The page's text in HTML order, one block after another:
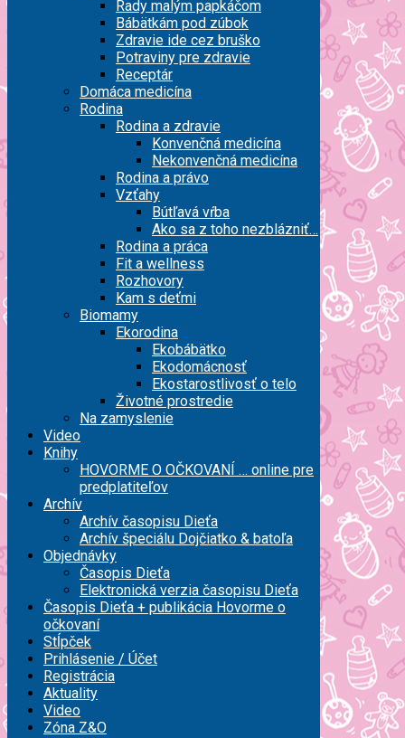
Rady malým papkáčom
Bábätkám pod zúbok
Zdravie ide cez bruško
Potraviny pre zdravie
Receptár
Domáca medicína
Rodina
Rodina a zdravie
Konvenčná medicína
Nekonvenčná medicína
Rodina a právo
Vzťahy
Bútľavá vŕba
Ako sa z toho nezblázniť…
Rodina a práca
Fit a wellness
Rozhovory
Kam s deťmi
Biomamy
Ekorodina
Ekobábätko
Ekodomácnosť
Ekostarostlivosť o telo
Životné prostredie
Na zamyslenie
Video
Knihy
HOVORME O OČKOVANÍ … online pre
predplatiteľov
Archív
Archív časopisu Dieťa
Archív špeciálu Dojčiatko & batoľa
Objednávky
Časopis Dieťa
Elektronická verzia časopisu Dieťa
Časopis Dieťa + publikácia Hovorme o
očkovaní
Stĺpček
Prihlásenie / Účet
Registrácia
Aktuality
Video
Zóna Z&O